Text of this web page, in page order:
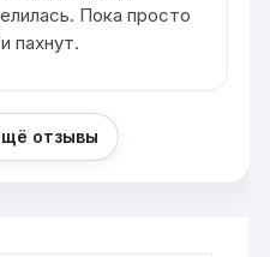
Пока просто
пахнут.
отзывы